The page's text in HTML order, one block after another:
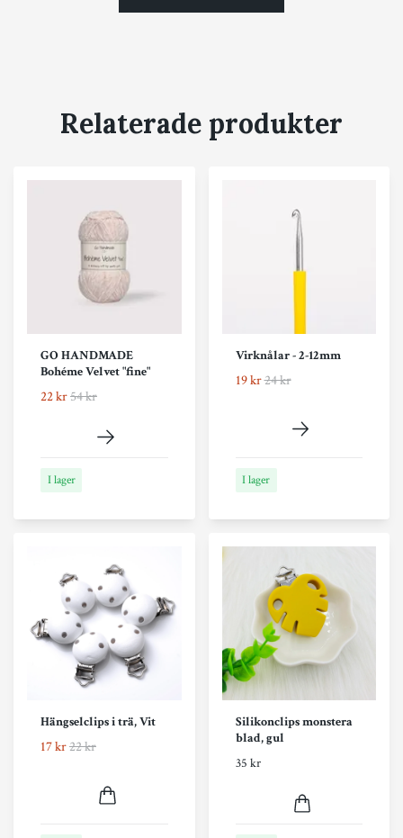
Relaterade produkter
GO HANDMADE
Bohéme Velvet "fine"
22 kr54 kr
I lager
Virknålar - 2-12mm
19 kr24 kr
I lager
Hängselclips i trä, Vit
17 kr22 kr
Silikonclips monstera
blad, gul
35 kr